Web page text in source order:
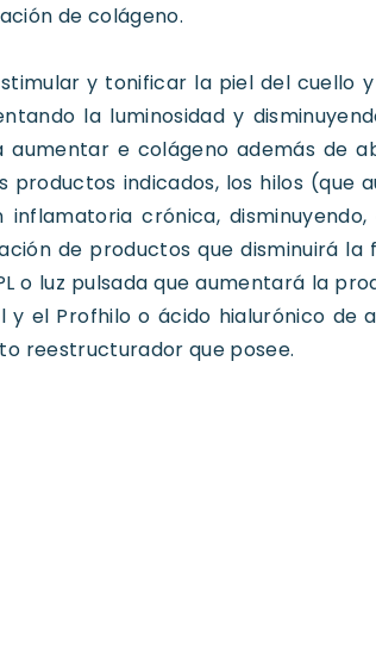
de colágeno.
y tonificar la piel del cuello
la luminosidad y
aumentar e colágeno además de
productos indicados, los hilos (que
crónica,
de productos que disminuirá
o luz pulsada que aumentará la
y el Profhilo o ácido hialurónico de
reestructurador que posee.